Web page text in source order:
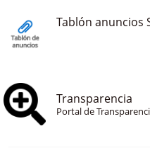
Tablón anuncios
Transparencia
Portal de